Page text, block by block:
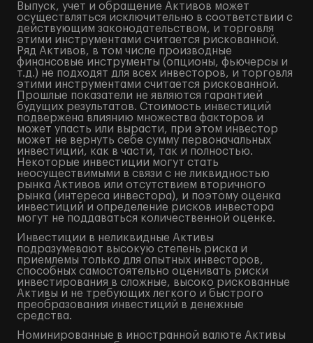
Выпуск, учет и обращение Активов может
осуществляться исключительно в соответствии с
действующим законодательством, и торговля
этими инструментами считается рискованной.
Ряд Активов, в том числе производные
финансовые инструменты (опционы, фьючерсы и
т.д.) не подходят для всех инвесторов, и торговля
этими инструментами считается рискованной.
Прошлые показатели не являются гарантией
будущих результатов. Стоимость инвестиций
подвержена влиянию множества факторов и
может упасть или вырасти, при этом инвестор
может не вернуть себе сумму первоначальных
инвестиций, как в части, так и полностью.
Некоторые инвестиции могут стать
неосуществимыми в связи с не ликвидностью
рынка Активов или отсутствием вторичного
рынка (интереса инвестора), и поэтому оценка
инвестиций и определение рисков инвестора
могут не поддаваться количественной оценке.
Инвестиции в неликвидные Активы
подразумевают высокую степень риска и
приемлемы только для опытных инвесторов,
способных самостоятельно оценивать риски
инвестирования в сложные, высоко рискованные
Активы и не требующих легкого и быстрого
преобразования инвестиций в денежные
средства.
Номинированные в иностранной валюте Активы